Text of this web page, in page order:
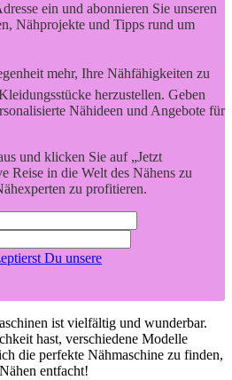
ein und abonnieren Sie unseren
Nähprojekte und Tipps rund um
mehr, Ihre Nähfähigkeiten zu
herzustellen. Geben
Nähideen und Angebote für
und klicken Sie auf „Jetzt
Reise in die Welt des Nähens zu
zu profitieren.
Du unsere
ist vielfältig und wunderbar.
hast, ⁢verschiedene Modelle
die perfekte Nähmaschine zu⁣ finden,
entfacht!